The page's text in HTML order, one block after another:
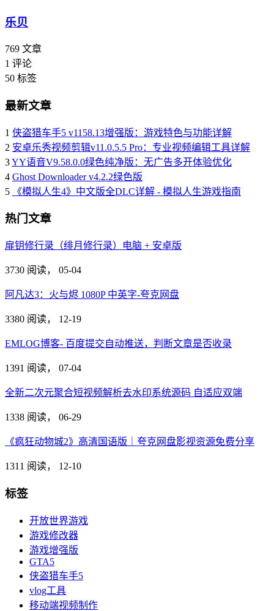
乐贝
769 文章
1 评论
50 标签
最新文章
1 侠盗猎车手5 v1158.13增强版：游戏特色与功能详解
2 安卓乐秀视频剪辑v11.0.5.5 Pro：专业视频编辑工具详解
3YY语音V9.58.0.0绿色纯净版：无广告多开体验优化
4 Ghost Downloader v4.2.2绿色版
5
《模拟人生4》中文版全DLC详解 - 模拟人生游戏指南
热门文章
扉钥修行录（绯月修行录）电脑 + 安卓版
3730 阅读， 05-04
阿凡达3：火与烬 1080P 中英字-夸克网盘
3380 阅读， 12-19
EMLOG博客- 百度提交自动推送，判断文章是否收录
1391 阅读， 07-04
全新二次元聚合短视频解析去水印系统源码 自适应双端
1338 阅读， 06-29
《疯狂动物城2》高清国语版｜夸克网盘影视资源免费分享
1311 阅读， 12-10
标签
开放世界游戏
游戏修改器
游戏增强版
GTA5
侠盗猎车手5
vlog工具
移动端视频制作